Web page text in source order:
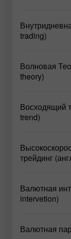
trading)
Волновая
theory)
Восходящий
trend)
трейдинг
Валютная
intervetion)
Валютная